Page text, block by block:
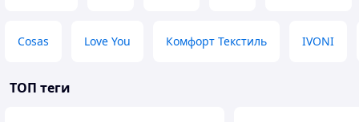
Cosas Love You Комфорт Текстиль IVONI
ТОП теги